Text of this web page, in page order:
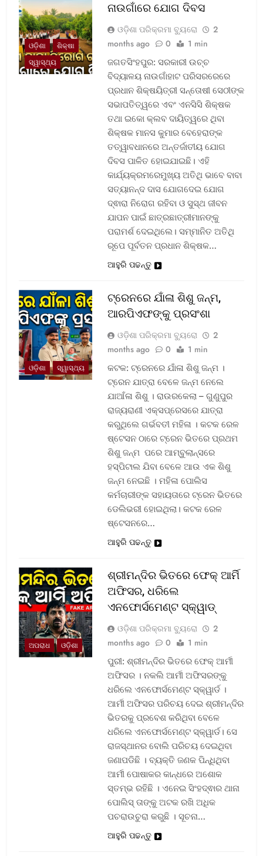
ଓଡ଼ିଶା
ଶିକ୍ଷା
ସ୍ୱାସ୍ଥ୍ୟ
ନାଉଗାଁରେ ଯୋଗ ଦିବସ
ଓଡ଼ିଶା ପରିକ୍ରମା ବ୍ୟୁରୋ
2
months ago
0 1 min
ଜଗତସିଂହପୁର: ସରକାରୀ ଉଚ୍ଚ
ବିଦ୍ୟାଳୟ ନାଉଗାଁହାଟ ପରିସରରେରେ
ପ୍ରଧାନ ଶିକ୍ଷୟିତ୍ରୀ ସନ୍ତୋଷୀ ସେଠୀଙ୍କ
ସଭାପତିତ୍ୱରେ ଏବଂ ଏନସିସି ଶିକ୍ଷକ
ତଥା ଇକୋ କ୍ଲବ ଦାୟିତ୍ୱରେ ଥିବା
ଶିକ୍ଷକ ମାନସ କୁମାର ବେହେରାଙ୍କ
ତତ୍ୱାବଧାନରେ ଅନ୍ତର୍ଜାତୀୟ ଯୋଗ
ଦିବସ ପାଳିତ ହୋଇଯାଇଛି। ଏହି
କାର୍ଯ୍ୟକ୍ରମରେମୁଖ୍ୟ ଅତିଥି ଭାବେ ବାବା
ସତ୍ୟାନନ୍ଦ ଦାସ ଯୋଗଦେଇ ଯୋଗ
ଦ୍ଵାରା ନିରୋଗ ରହିବା ଓ ସୁସ୍ଥ ଜୀବନ
ଯାପନ ପାଇଁ ଛାତ୍ରଛାତ୍ରୀମାନଙ୍କୁ
ପରାମର୍ଶ ଦେଇଥିଲେ। ସମ୍ମାନିତ ଅତିଥି
ରୂପେ ପୂର୍ବତନ ପ୍ରଧାନ ଶିକ୍ଷକ…
ଆହୁରି ପଢନ୍ତୁ
ଓଡ଼ିଶା ସ୍ୱାସ୍ଥ୍ୟ
ଟ୍ରେନରେ ଯାଁଳା ଶିଶୁ ଜନ୍ମ,
ଆରପିଏଫଙ୍କୁ ପ୍ରସଂଶା
ଓଡ଼ିଶା ପରିକ୍ରମା ବ୍ୟୁରୋ
2
months ago
0 1 min
କଟକ: ଟ୍ରେନରେ ଯାଁଳା ଶିଶୁ ଜନ୍ମ ।
ଟ୍ରେନ ଯାତ୍ରା ବେଳେ ଜନ୍ମ ନେଲେ
ଯାଆଁଳା ଶିଶୁ । ରାଉରକେଲା – ଗୁଣୁପୁର
ରାଜ୍ୟରାଣୀ ଏକ୍ସପ୍ରେସରେ ଯାତ୍ରା
କରୁଥିଲେ ଗର୍ଭବତୀ ମହିଳା । କଟକ ରେଳ
ଷ୍ଟେସନ ଠାରେ ଟ୍ରେନ ଭିତରେ ପ୍ରଥମ
ଶିଶୁ ଜନ୍ମ ପରେ ଆମ୍ବୁଲାନ୍ସରେ
ହସ୍ପିଟାଲ ଯିବା ବେଳେ ଆଉ ଏକ ଶିଶୁ
ଜନ୍ମ ନେଇଛି । ମହିଳା ପୋଲିସ
କର୍ମଚାରୀଙ୍କ ସହାୟତାରେ ଟ୍ରେନ ଭିତରେ
ଡେଲିଭରୀ ହୋଇଥିଲା। କଟକ ରେଳ
ଷ୍ଟେସନରେ…
ଆହୁରି ପଢନ୍ତୁ
ଅପରାଧ ଓଡ଼ିଶା
ଶ୍ରୀମନ୍ଦିର ଭିତରେ ଫେକ୍ ଆର୍ମି
ଅଫିସର, ଧରିଲେ
ଏନଫୋର୍ସମେଣ୍ଟ ସ୍କ୍ୱାଡ୍‌
ଓଡ଼ିଶା ପରିକ୍ରମା ବ୍ୟୁରୋ
2
months ago
0 1 min
ପୁରୀ: ଶ୍ରୀମନ୍ଦିର ଭିତରେ ଫେକ୍ ଆର୍ମୀ
ଅଫିସର । ନକଲି ଆର୍ମୀ ଅଫିସରଙ୍କୁ
ଧରିଲେ ଏନଫୋର୍ସମେଣ୍ଟ ସ୍କ୍ୱାର୍ଡ ।
ଆର୍ମୀ ଅଫିସର ପରିଚୟ ଦେଇ ଶ୍ରୀମନ୍ଦିର
ଭିତରକୁ ପ୍ରବେଶ କରିଥିବା ବେଳେ
ଧରିଲେ ଏନଫୋର୍ସମେଣ୍ଟ ସ୍କ୍ୱାର୍ଡ। ସେ
ରାଜସ୍ଥାନର ବୋଲି ପରିଚୟ ଦେଇଥିବା
ଜଣାପଡିଛି । ବ୍ୟକ୍ତି ଜଣକ ପିନ୍ଧିଥିବା
ଆର୍ମୀ ପୋଷାକର କାନ୍ଧରେ ଅଶୋକ
ସ୍ତମ୍ଭ ରହିଛି । ଏନେଇ ସିଂହଦ୍ଵାର ଥାନା
ପୋଲିସ୍ ତାଙ୍କୁ ଅଟକ ରଖି ଅଧିକ
ପଚରାଉଚୁରା କରୁଛି । ସୂଚନା…
ଆହୁରି ପଢନ୍ତୁ